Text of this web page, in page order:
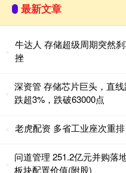
最新文章
牛达人 存储超级周期突然
挫
深资管 存储芯片巨头，直
跌超3%，跌破63000点
老虎配资 多省工业座次重
问道管理 251.2亿元并购落
板块配置价值(附股)